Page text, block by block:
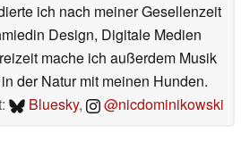
ich nach meiner Gesellenzeit
Design, Digitale Medien
mache ich außerdem Musik
der Natur mit meinen Hunden.
Bluesky, @nicdominikowski